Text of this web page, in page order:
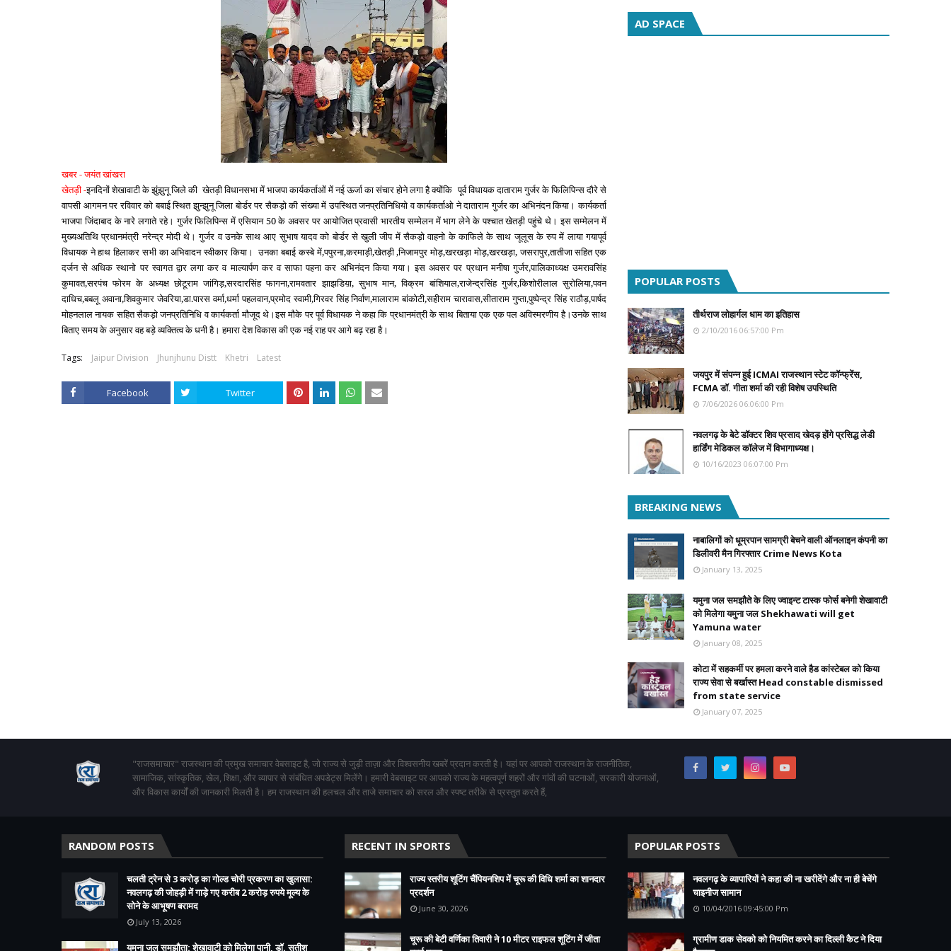
खबर - जयंत खांखरा
खेतड़ी -इनदिनों शेखावाटी के झुंझुनू जिले की खेतड़ी विधानसभा में भाजपा कार्यकर्ताओं में नई ऊर्जा का संचार होने लगा है क्योंकि पूर्व विधायक दाताराम गुर्जर के फिलिपिन्स दौरे से
वापसी आगमन पर रविवार को बबाई स्थित झुन्झुनू जिला बोर्डर पर सैकड़ो की संख्या में उपस्थित जनप्रतिनिधियो व कार्यकर्ताओ ने दाताराम गुर्जर का अभिनंदन किया। कार्यकर्ता
भाजपा जिंदाबाद के नारे लगाते रहे। गुर्जर फिलिपिन्स में एसियान 50 के अवसर पर आयोजित प्रवासी भारतीय सम्मेलन में भाग लेने के पश्चात खेतड़ी पहुंचे थे। इस सम्मेलन में
मुख्यअतिथि प्रधानमंत्री नरेन्द्र मोदी थे। गुर्जर व उनके साथ आए सुभाष यादव को बोर्डर से खुली जीप में सैकड़ो वाहनो के काफिले के साथ जूलूस के रुप में लाया गयापूर्व
विधायक ने हाथ हिलाकर सभी का अभिवादन स्वीकार किया। उनका बबाई कस्बे में,पपुरना,करमाड़ी,खेतड़ी ,निजामपुर मोड़,खरखड़ा मोड़,खरखड़ा, जसरापुर,तातीजा सहित एक
दर्जन से अधिक स्थानो पर स्वागत द्वार लगा कर व माल्यार्पण कर व साफा पहना कर अभिनंदन किया गया। इस अवसर पर प्रधान मनीषा गुर्जर,पालिकाध्यक्ष उमरावसिंह
कुमावत,सरपंच फोरम के अध्यक्ष छोटूराम जांगिड़,सरदारसिंह फागना,रामवतार झाझडिय़ा, सुभाष मान, विक्रम बांशियाल,राजेन्द्रसिंह गुर्जर,किशोरीलाल सुरोलिया,पवन
दाधिच,बबलू अवाना,शिवकुमार जेवरिया,डा.पारस वर्मा,धर्मा पहलवान,प्रमोद स्वामी,गिरवर सिंह निर्वाण,मालाराम बांकोटी,सहीराम चारावास,सीताराम गुप्ता,पुष्पेन्द्र सिंह राठौड़,पार्षद
मोहनलाल नायक सहित सैकड़ो जनप्रतिनिधि व कार्यकर्ता मौजूद थे।इस मौके पर पूर्व विधायक ने कहा कि प्रधानमंत्री के साथ बिताया एक एक पल अविस्मरणीय है।उनके साथ
बिताए समय के अनुसार वह बड़े व्यक्तित्व के धनी है। हमारा देश विकास की एक नई राह पर आगे बढ़ रहा है।
Tags: Jaipur Division Jhunjhunu Distt Khetri Latest
Facebook Twitter
AD SPACE
POPULAR POSTS
तीर्थराज लोहार्गल धाम का इतिहास
2/10/2016 06:57:00 Pm
जयपुर में संपन्न हुई ICMAI राजस्थान स्टेट कॉन्फ्रेंस,
FCMA डॉ. गीता शर्मा की रही विशेष उपस्थिति
7/06/2026 06:06:00 Pm
नवलगढ़ के बेटे डॉक्टर शिव प्रसाद खेदड़ होंगे प्रसिद्ध लेडी
हार्डिंग मेडिकल कॉलेज में विभागाध्यक्ष।
10/16/2023 06:07:00 Pm
BREAKING NEWS
नाबालिगों को धूम्रपान सामग्री बेचने वाली ऑनलाइन कंपनी का
डिलीवरी मैन गिरफ्तार Crime News Kota
January 13, 2025
यमुना जल समझौते के लिए ज्वाइन्ट टास्क फोर्स बनेगी शेखावाटी
को मिलेगा यमुना जल Shekhawati will get
Yamuna water
January 08, 2025
कोटा में सहकर्मी पर हमला करने वाले हैड कांस्टेबल को किया
राज्य सेवा से बर्खास्त Head constable dismissed
from state service
January 07, 2025
"राजसमाचार" राजस्थान की प्रमुख समाचार वेबसाइट है, जो राज्य से जुड़ी ताज़ा और विश्वसनीय खबरें प्रदान करती है। यहां पर आपको राजस्थान के राजनीतिक,
सामाजिक, सांस्कृतिक, खेल, शिक्षा, और व्यापार से संबंधित अपडेट्स मिलेंगे। हमारी वेबसाइट पर आपको राज्य के महत्वपूर्ण शहरों और गांवों की घटनाओं, सरकारी योजनाओं,
और विकास कार्यों की जानकारी मिलती है। हम राजस्थान की हलचल और ताजे समाचार को सरल और स्पष्ट तरीके से प्रस्तुत करते हैं,
RANDOM POSTS
चलती ट्रेन से 3 करोड़ का गोल्ड चोरी प्रकरण का खुलासा:
नवलगढ़ की जोहड़ी में गाड़े गए करीब 2 करोड़ रुपये मूल्य के
सोने के आभूषण बरामद
July 13, 2026
यमुना जल समझौता: शेखावाटी को मिलेगा पानी, डॉ. सतीश
RECENT IN SPORTS
राज्य स्तरीय शूटिंग चैंपियनशिप में चूरू की विधि शर्मा का शानदार
प्रदर्शन
June 30, 2026
चूरू की बेटी वर्णिका तिवारी ने 10 मीटर राइफल शूटिंग में जीता
POPULAR POSTS
नवलगढ़ के व्यापारियों ने कहा की ना खरीदेंगे और ना ही बेचेंगे
चाइनीज सामान
10/04/2016 09:45:00 Pm
ग्रामीण डाक सेवको को नियमित करने का दिल्ली कैट ने दिया